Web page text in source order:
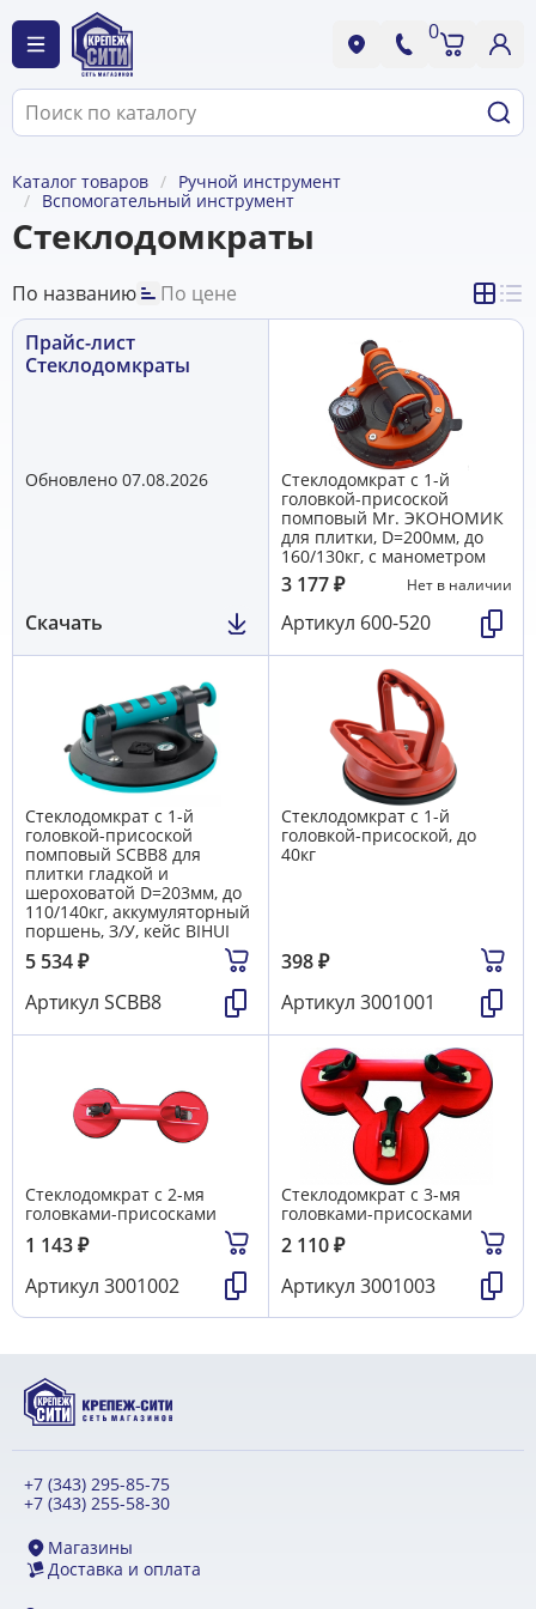
0
Каталог товаров
Ручной инструмент
Вспомогательный инструмент
Стеклодомкраты
По названию
По цене
Прайс-лист
Стеклодомкраты
Обновлено 07.08.2026
Скачать
Стеклодомкрат с 1-й
головкой-присоской
помповый Mr. ЭКОНОМИК
для плитки, D=200мм, до
160/130кг, с манометром
3 177₽ Нет в наличии
Артикул 600-520
Стеклодомкрат с 1-й
головкой-присоской
помповый SCBB8 для
плитки гладкой и
шероховатой D=203мм, до
110/140кг, аккумуляторный
поршень, З/У, кейс BIHUI
5 534₽
Артикул SCBB8
Стеклодомкрат с 1-й
головкой-присоской, до
40кг
398₽
Артикул 3001001
Стеклодомкрат с 2-мя
головками-присосками
1 143₽
Артикул 3001002
Стеклодомкрат с 3-мя
головками-присосками
2 110₽
Артикул 3001003
+7 (343) 295-85-75
+7 (343) 255-58-30
Магазины
Доставка и оплата